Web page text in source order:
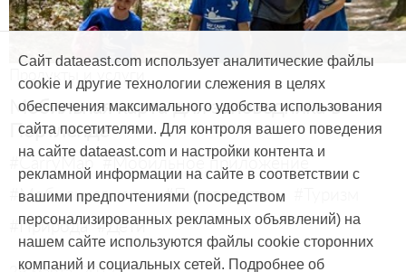
Продукты и услуги
Мобильная карта для заповедника в
Портленде
#CarryMap #Мобильное приложение
#Мобильная карта #Путеводитель
#Природа #Дети
Сайт dataeast.com использует аналитические файлы
cookie и другие технологии слежения в целях
обеспечения максимального удобства использования
сайта посетителями. Для контроля вашего поведения
на сайте dataeast.com и настройки контента и
рекламной информации на сайте в соответствии с
вашими предпочтениями (посредством
персонализированных рекламных объявлений) на
нашем сайте используются файлы cookie сторонних
компаний и социальных сетей. Подробнее об